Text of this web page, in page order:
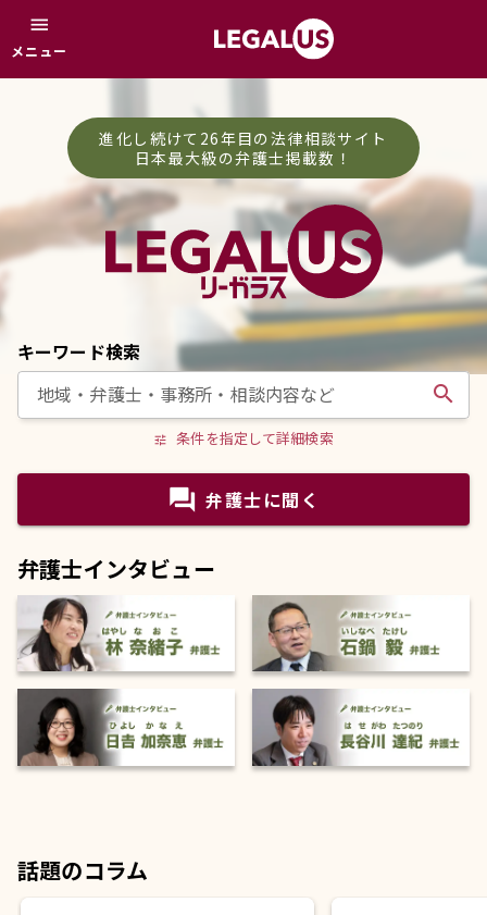
menu
メニュー
進化し続けて26年目の法律相談サイト
日本最大級の弁護士掲載数！
キーワード検索
search
tune 条件を指定して詳細検索
question_answer 弁護士に聞く
弁護士インタビュー
話題のコラム